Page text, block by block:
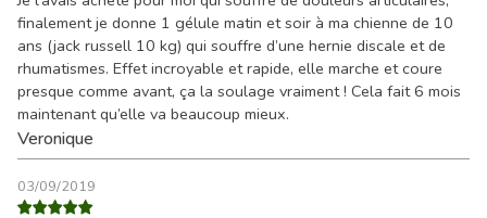
finalement je donne 1 gélule matin et soir à ma chienne de 10
ans (jack russell 10 kg) qui souffre d’une hernie discale et de
rhumatismes. Effet incroyable et rapide, elle marche et coure
presque comme avant, ça la soulage vraiment ! Cela fait 6 mois
maintenant qu’elle va beaucoup mieux.
Veronique
03/09/2019